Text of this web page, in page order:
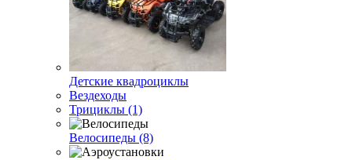
Детские квадроциклы
Вездеходы
Трициклы (1)
Велосипеды (8)